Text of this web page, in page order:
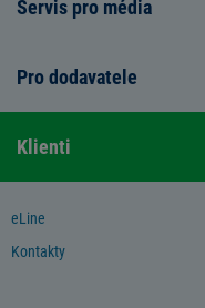
Servis pro média
Pro dodavatele
Klienti
eLine
Kontakty